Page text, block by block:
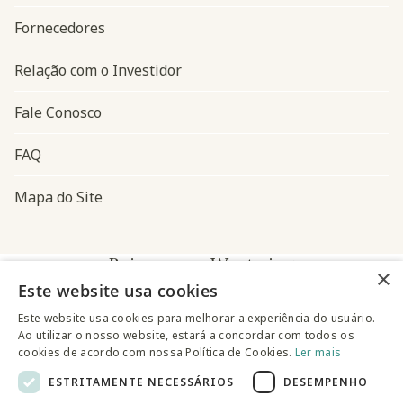
Fornecedores
Relação com o Investidor
Fale Conosco
FAQ
Mapa do Site
Baixe o app Westwing
×
Este website usa cookies
Este website usa cookies para melhorar a experiência do usuário.
Ao utilizar o nosso website, estará a concordar com todos os
cookies de acordo com nossa Política de Cookies. Ler mais
ESTRITAMENTE NECESSÁRIOS
DESEMPENHO